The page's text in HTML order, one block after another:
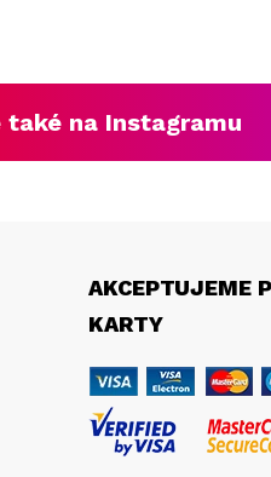
také na Instagramu
AKCEPTUJEME
KARTY